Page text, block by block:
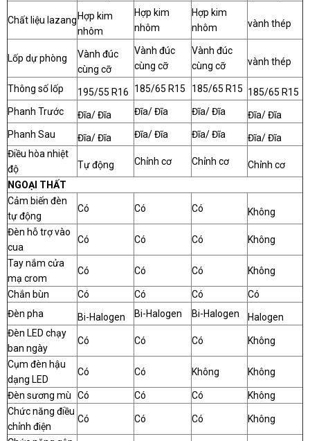
Chất liệu lazang Hợp kim
nhôm
Hợp kim
nhôm
Hợp kim
nhôm
vành thép
Lốp dự phòng
Vành đúc
cùng cỡ
Vành đúc
cùng cỡ
Vành đúc
cùng cỡ
vành thép
Thông số lốp 195/55 R16 185/65 R15 185/65 R15 185/65 R15
Phanh Trước
Đĩa/ Đĩa Đĩa/ Đĩa Đĩa/ Đĩa
Đĩa/ Đĩa
Phanh Sau
Đĩa/ Đĩa Đĩa/ Đĩa Đĩa/ Đĩa
Đĩa/ Đĩa
Điều hòa nhiệt
độ
Tự động Chỉnh cơ Chỉnh cơ
Chỉnh cơ
NGOẠI THẤT
Cảm biến đèn
tự động
Có Có Có
Không
Đèn hỗ trợ vào
cua
Có Có Có Không
Tay nắm cửa
mạ crom
Có Có Có Không
Chắn bùn Có Có Có
Có
Đèn pha
Bi-Halogen Bi-Halogen Bi-Halogen
Halogen
Đèn LED chạy
ban ngày
Có Có Có Không
Cụm đèn hậu
dạng LED
Có Có Không Không
Đèn sương mù Có Có Có
Không
Chức năng điều
chỉnh điện
Có Có Có Không